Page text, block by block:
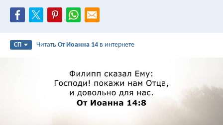
СП ЧитатьОт Иоанна 14 в интернете